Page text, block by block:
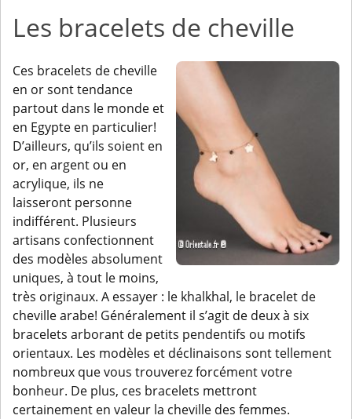
Les bracelets de cheville
Ces bracelets de cheville
en or sont tendance
partout dans le monde et
en Egypte en particulier!
D’ailleurs, qu’ils soient en
or, en argent ou en
acrylique, ils ne
laisseront personne
indifférent. Plusieurs
artisans confectionnent
des modèles absolument
uniques, à tout le moins,
très originaux. A essayer : le khalkhal, le bracelet de
cheville arabe! Généralement il s’agit de deux à six
bracelets arborant de petits pendentifs ou motifs
orientaux. Les modèles et déclinaisons sont tellement
nombreux que vous trouverez forcément votre
bonheur. De plus, ces bracelets mettront
certainement en valeur la cheville des femmes.